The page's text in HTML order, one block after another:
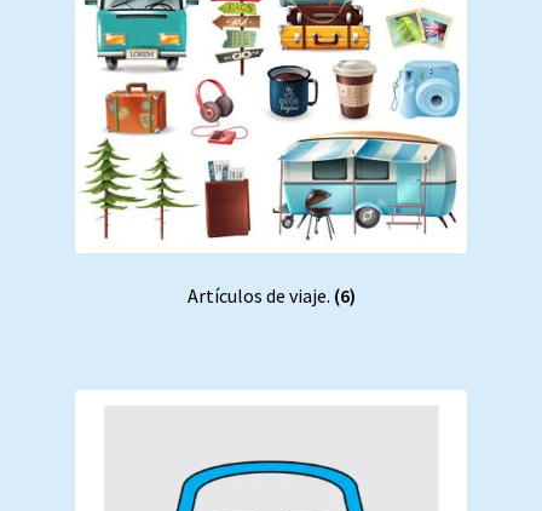
Artículos de viaje. (6)